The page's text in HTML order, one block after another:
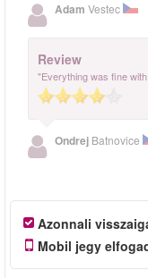
Adam Vestec
Review
"Everything was fine
Ondrej Batnovice
Azonnali
Mobil jegy